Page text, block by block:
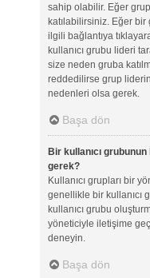
sahip olabilir. Eğer
katılabilirsiniz. Eğer
ilgili bağlantıya
kullanıcı grubu lideri
size neden gruba
reddedilirse grup
nedenleri olsa gerek.
Başa dön
Bir kullanıcı
gerek?
Kullanıcı grupları bir
genellikle bir kullanıcı
kullanıcı grubu
yöneticiyle iletişime
deneyin.
Başa dön